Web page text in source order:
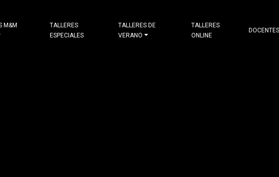
M&M
TALLERES
ESPECIALES
TALLERES DE
VERANO
TALLERES
ONLINE
DOCENTES